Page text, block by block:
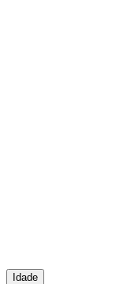
Idade